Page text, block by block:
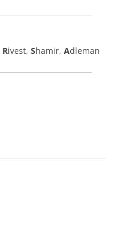
Rivest, Shamir, Adleman